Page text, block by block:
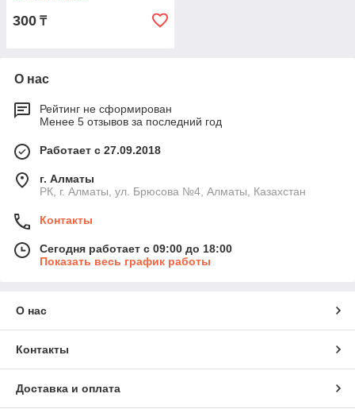
300 ₸
О нас
Рейтинг не сформирован
Менее 5 отзывов за последний год
Работает с 27.09.2018
г. Алматы
РК, г. Алматы, ул. Брюсова №4, Алматы, Казахстан
Контакты
Сегодня работает с 09:00 до 18:00
Показать весь график работы
О нас
Контакты
Доставка и оплата